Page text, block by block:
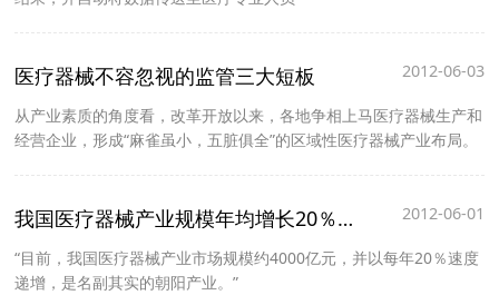
医疗器械不容忽视的监管三大短板 2012-06-03
从产业素质的角度看，改革开放以来，各地争相上马医疗器械生产和
经营企业，形成“麻雀虽小，五脏俱全”的区域性医疗器械产业布局。
我国医疗器械产业规模年均增长20％专业人才紧缺 2012-06-01
“目前，我国医疗器械产业市场规模约4000亿元，并以每年20％速度
递增，是名副其实的朝阳产业。”